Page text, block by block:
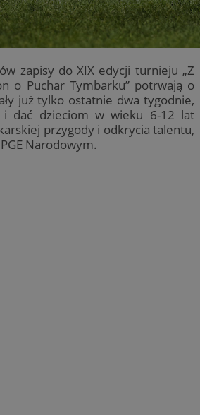
zapisy do XIX edycji turnieju „Z
o Puchar Tymbarku” potrwają o
już tylko ostatnie dwa tygodnie,
i dać dzieciom w wieku 6-12 lat
przygody i odkrycia talentu,
Narodowym.